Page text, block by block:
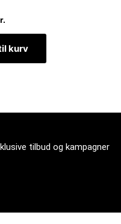
kurv
tilbud og kampagner